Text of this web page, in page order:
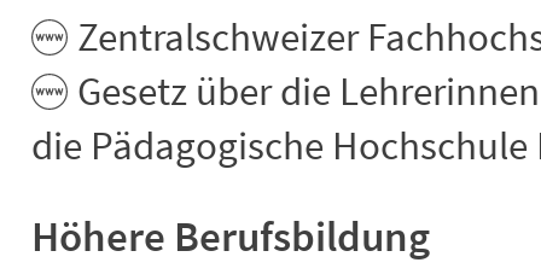
Zentralschweizer
Gesetz über die
die Pädagogische Hochschule
Höhere Berufsbildung